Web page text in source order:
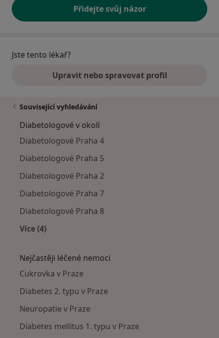
Přidejte svůj názor
Jste tento lékař?
Upravit nebo spravovat profil
Související vyhledávání
Diabetologové v okolí
Diabetologové Praha 4
Diabetologové Praha 5
Diabetologové Praha 2
Diabetologové Praha 7
Diabetologové Praha 8
Více (4)
Nejčastěji léčené nemoci
Cukrovka v Praze
Diabetes 2. typu v Praze
Neuropatie v Praze
Diabetes mellitus 1. typu v Praze